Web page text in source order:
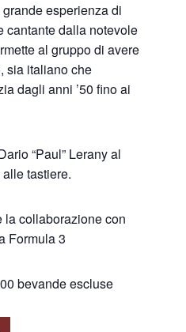
esperienza di
cantante dalla notevole
al gruppo di avere
sia italiano che
dagli anni ’50 fino ai
“Paul” Lerany al
tastiere.
la collaborazione con
Formula 3
bevande escluse